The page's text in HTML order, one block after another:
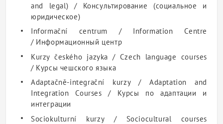
and legal) / Консультирование (социальное и
юридическое)
Informační centrum / Information Centre
/ Информационный центр
Kurzy českého jazyka / Czech language courses
/ Курсы чешского языка
Adaptačně-integrační kurzy / Adaptation and
Integration Courses / Курсы по адаптации и
интеграции
Sociokulturní kurzy / Sociocultural courses